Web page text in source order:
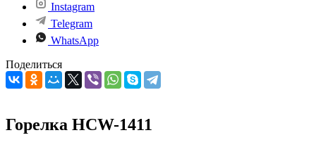
Instagram
Telegram
WhatsApp
Поделиться
Горелка HCW-1411